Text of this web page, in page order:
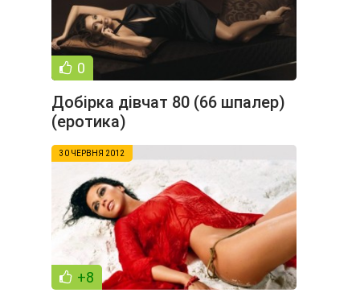
0
Добірка дівчат 80 (66 шпалер)
(еротика)
30 ЧЕРВНЯ 2012
+8